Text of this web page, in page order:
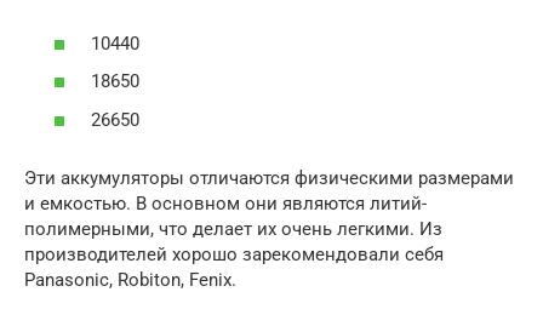
10440
18650
26650
Эти аккумуляторы отличаются физическими размерами
и емкостью. В основном они являются литий-
полимерными, что делает их очень легкими. Из
производителей хорошо зарекомендовали себя
Panasonic, Robiton, Fenix.